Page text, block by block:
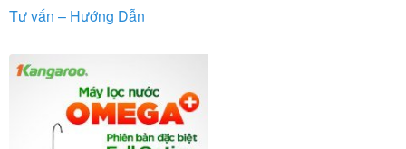
Tư vấn – Hướng Dẫn